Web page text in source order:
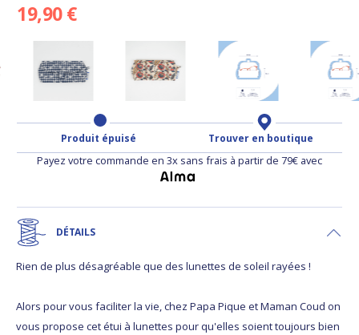
19,90 €
Produit épuisé Trouver en boutique
Payez votre commande en 3x sans frais à partir de 79€ avec
DÉTAILS
Rien de plus désagréable que des lunettes de soleil rayées !
Alors pour vous faciliter la vie, chez Papa Pique et Maman Coud on
vous propose cet étui à lunettes pour qu'elles soient toujours bien